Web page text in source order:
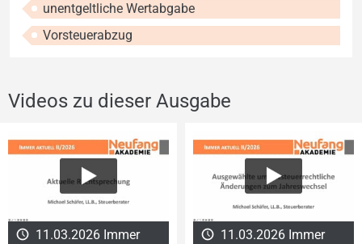
Videos zu dieser Ausgabe
11.03.2026 Immer
11.03.2026 Immer
unentgeltliche Wertabgabe
Vorsteuerabzug